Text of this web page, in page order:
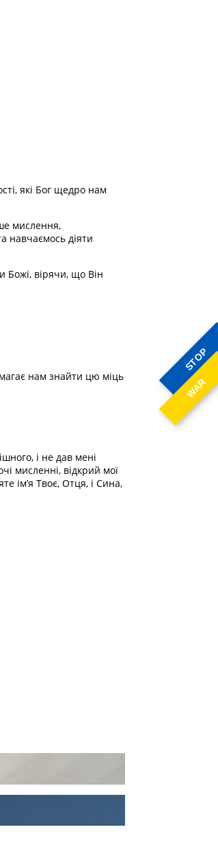
STOP
WAR
які Бог щедро нам
мислення,
навчаємось діяти
Божі, вірячи, що Він
нам знайти цю міць
і не дав мені
мисленні, відкрий мої
ім’я Твоє, Отця, і Сина,